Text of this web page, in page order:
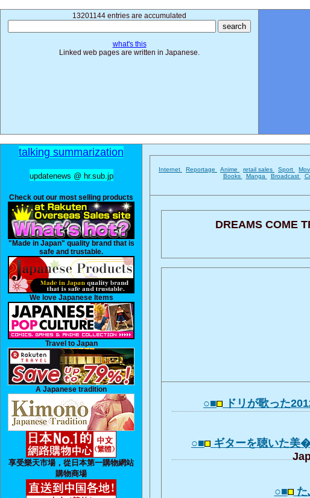
13201144 entries are accumulated
what's this
Linked web pages are written in Japanese.
talking summarization
updatenews @ hr.sub.jp
Check out our most selling products
"Made in Japan" quality brand that is
safe and trustable.
We love Japanese Items
Travel to Japan
A Japanese tradition
享受樂天市場，從日本第一購物網站
購物商場
Internet Reportage Anime retail sales Sport
Books
Manga Broadcast
DREAMS COME
○■ ドリが歌った
○■ ギターを聴いた美
○■ た